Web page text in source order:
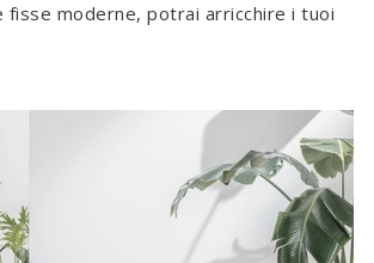
moderne, potrai arricchire i tuoi